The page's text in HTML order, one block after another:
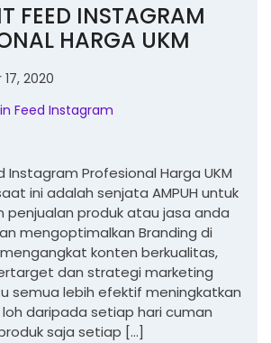
FEED INSTAGRAM
HARGA UKM
2020
Feed Instagram
Instagram Profesional Harga UKM
ini adalah senjata AMPUH untuk
penjualan produk atau jasa anda
mengoptimalkan Branding di
konten berkualitas,
dan strategi marketing
semua lebih efektif meningkatkan
daripada setiap hari cuman
saja setiap […]